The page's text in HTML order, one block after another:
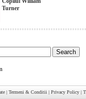
Turner
| Termeni & Conditii | Privacy Policy |